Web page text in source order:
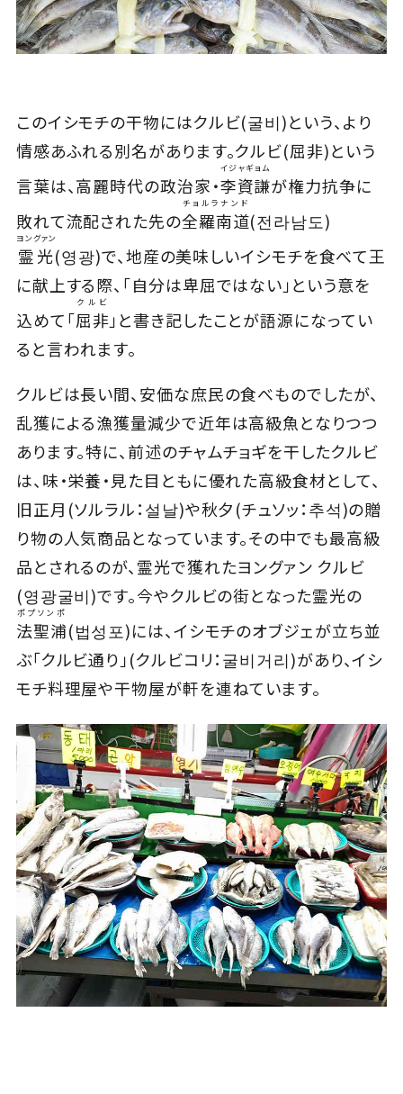
このイシモチの干物にはクルビ(굴비)という、より
情感あふれる別名があります。クルビ(屈非)という
言葉は、高麗時代の政治家・李資謙
イジャギョム
が権力抗争に
敗れて流配された先の全羅南道
チョルラナンド
(전라남도)
霊光
ヨングァン
(영광)で、地産の美味しいイシモチを食べて王
に献上する際、「自分は卑屈ではない」という意を
込めて「屈非
クルビ
」と書き記したことが語源になってい
ると言われます。
クルビは長い間、安価な庶民の食べものでしたが、
乱獲による漁獲量減少で近年は高級魚となりつつ
あります。特に、前述のチャムチョギを干したクルビ
は、味・栄養・見た目ともに優れた高級食材として、
旧正月(ソルラル：설날)や秋夕(チュソッ：추석)の贈
り物の人気商品となっています。その中でも最高級
品とされるのが、霊光で獲れたヨングァン クルビ
(영광굴비)です。今やクルビの街となった霊光の
法聖浦
ポプソンポ
(법성포)には、イシモチのオブジェが立ち並
ぶ「クルビ通り」(クルビコリ：굴비거리)があり、イシ
モチ料理屋や干物屋が軒を連ねています。